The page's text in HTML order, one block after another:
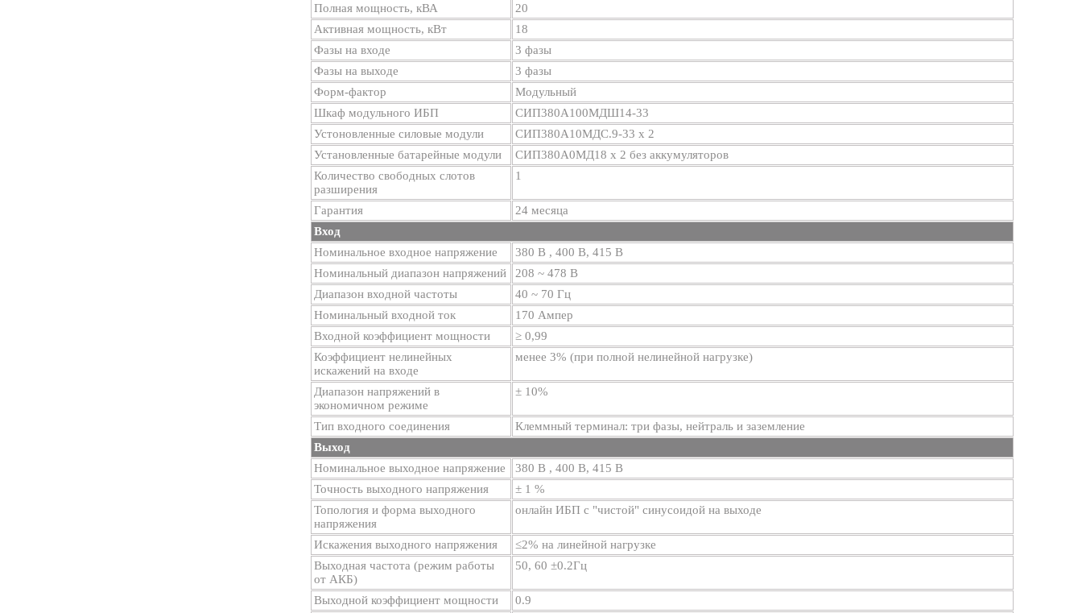
Полная мощность, кВА
20
Активная мощность, кВт
18
Фазы на входе
3 фазы
Фазы на выходе
3 фазы
Форм-фактор
Модульный
Шкаф модульного ИБП
СИП380А100МДШ14-33
Устоновленные силовые модули
СИП380А10МДС.9-33 х 2
Установленные батарейные модули
СИП380А0МД18 х 2 без аккумуляторов
Количество свободных слотов
разширения
1
Гарантия
24 месяца
Вход
Номинальное входное напряжение
380 В , 400 В, 415 В
Номинальный диапазон напряжений
208 ~ 478 В
Диапазон входной частоты
40 ~ 70 Гц
Номинальный входной ток
170 Ампер
Входной коэффициент мощности
≥ 0,99
Коэффициент нелинейных
искажений на входе
менее 3% (при полной нелинейной нагрузке)
Диапазон напряжений в
экономичном режиме
± 10%
Тип входного соединения
Клеммный терминал: три фазы, нейтраль и заземление
Выход
Номинальное выходное напряжение
380 В , 400 В, 415 В
Точность выходного напряжения
± 1 %
Топология и форма выходного
напряжения
онлайн ИБП с "чистой" синусоидой на выходе
Искажения выходного напряжения
≤2% на линейной нагрузке
Выходная частота (режим работы
от АКБ)
50, 60 ±0.2Гц
Выходной коэффициент мощности
0.9